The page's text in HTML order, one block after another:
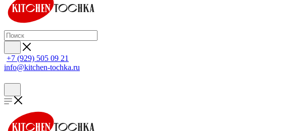
+7 (929) 505 09 21
info@kitchen-tochka.ru